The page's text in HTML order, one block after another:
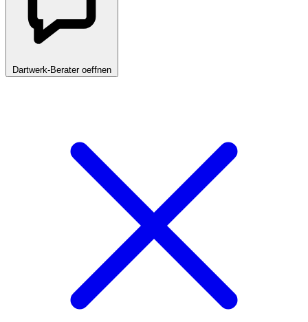
Dartwerk-Berater oeffnen